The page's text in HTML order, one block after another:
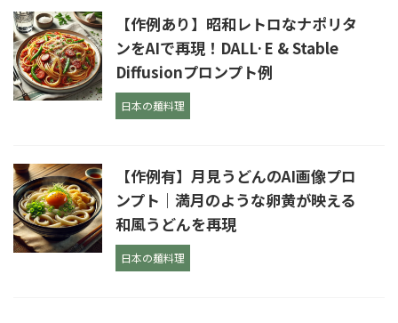
【作例あり】昭和レトロなナポリタ
ンをAIで再現！DALL·E & Stable
Diffusionプロンプト例
日本の麺料理
【作例有】月見うどんのAI画像プロ
ンプト｜満月のような卵黄が映える
和風うどんを再現
日本の麺料理